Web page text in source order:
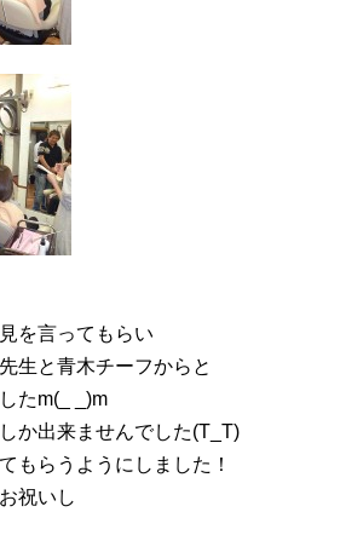
を言ってもらい
生と青木チーフからと
たm(_ _)m
か出来ませんでした(T_T)
もらうようにしました！
祝いし